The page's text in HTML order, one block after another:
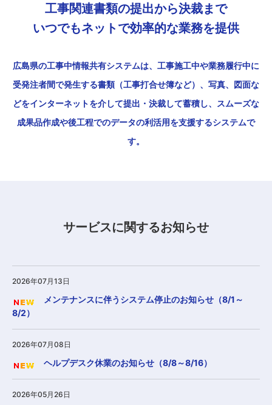
工事関連書類の提出から決裁まで
いつでもネットで効率的な業務を提供
広島県の工事中情報共有システムは、工事施工中や業務履行中に
受発注者間で発生する書類（工事打合せ簿など）、写真、図面な
どをインターネットを介して提出・決裁して蓄積し、スムーズな
成果品作成や後工程でのデータの利活用を支援するシステムで
す。
サービスに関するお知らせ
2026年07月13日
メンテナンスに伴うシステム停止のお知らせ（8/1～
8/2）
2026年07月08日
ヘルプデスク休業のお知らせ（8/8～8/16）
2026年05月26日